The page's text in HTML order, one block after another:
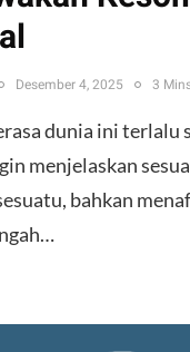
Desember 4, 2025 3
dunia ini terlalu
menjelaskan
bahkan